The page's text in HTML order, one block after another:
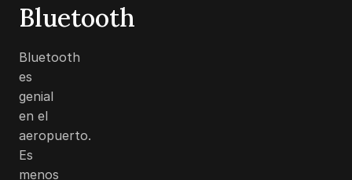
Bluetooth
Bluetooth
es
genial
en el
aeropuerto.
Es
menos